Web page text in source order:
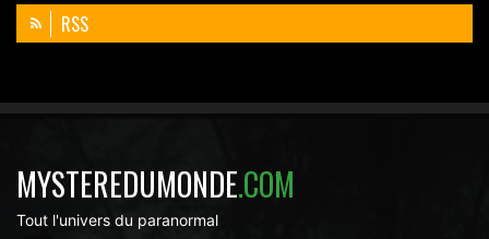
RSS
MYSTEREDUMONDE.COM
Tout l'univers du paranormal